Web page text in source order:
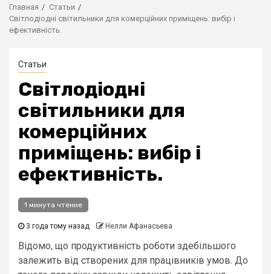
Главная
Статьи
Світлодіодні світильники для комерційних приміщень: вибір і
ефективність.
Статьи
Світлодіодні
світильники для
комерційних
приміщень: вибір і
ефективність.
1 минута чтение
3 года тому назад Нелли Афанасьева
Відомо, що продуктивність роботи здебільшого
залежить від створених для працівників умов. До